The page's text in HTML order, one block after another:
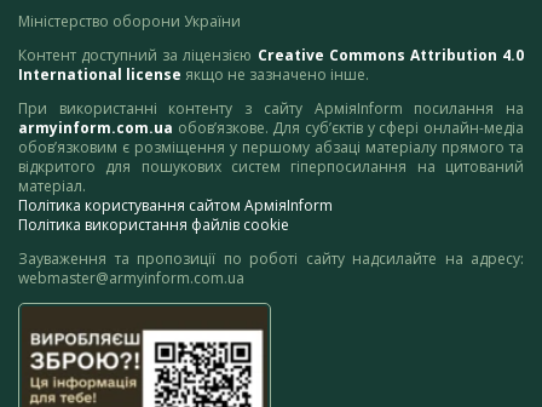
Міністерство оборони України
Контент доступний за ліцензією Creative Commons Attribution 4.0
International license якщо не зазначено інше.
При використанні контенту з сайту АрміяInform посилання на
armyinform.com.ua обов’язкове. Для суб’єктів у сфері онлайн-медіа
обов’язковим є розміщення у першому абзаці матеріалу прямого та
відкритого для пошукових систем гіперпосилання на цитований
матеріал.
Політика користування сайтом АрміяInform
Політика використання файлів cookie
Зауваження та пропозиції по роботі сайту надсилайте на адресу:
webmaster@armyinform.com.ua